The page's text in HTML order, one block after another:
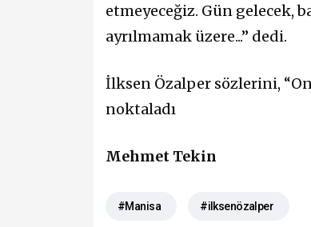
etmeyeceğiz. Gün gelecek,
ayrılmamak üzere...” dedi.
İlksen Özalper sözlerini,
noktaladı
Mehmet Tekin
#Manisa #ilksenözalper